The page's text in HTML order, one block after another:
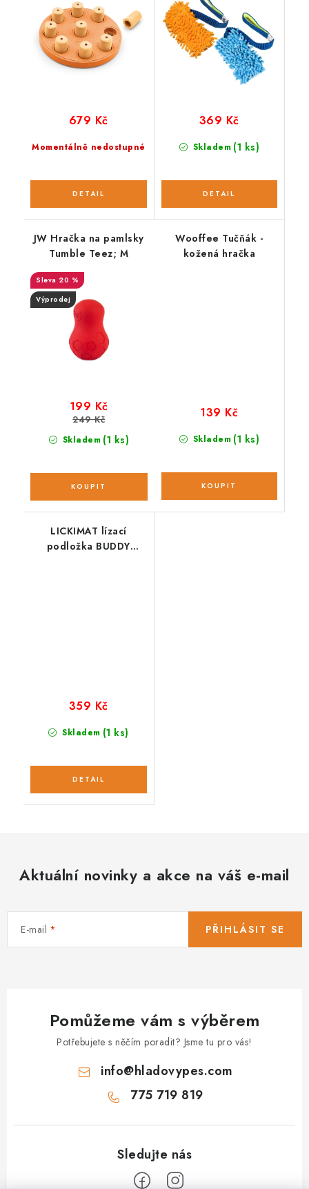
Momentálně nedostupné
679 Kč
Skladem (1 ks)
369 Kč
JW Hračka na pamlsky
Tumble Teez; M
20 %
Výprodej
Skladem (1 ks)
199 Kč
249 Kč
Wooffee Tučňák -
kožená hračka
Skladem (1 ks)
139 Kč
LICKIMAT lízací
podložka BUDDY
Skladem (1 ks)
359 Kč
Aktuální novinky a akce na váš e-mail
E-mail PŘIHLÁSIT SE
Pomůžeme vám s výběrem
Potřebujete s něčím poradit? Jsme tu pro vás!
info@hladovypes.com
775 719 819